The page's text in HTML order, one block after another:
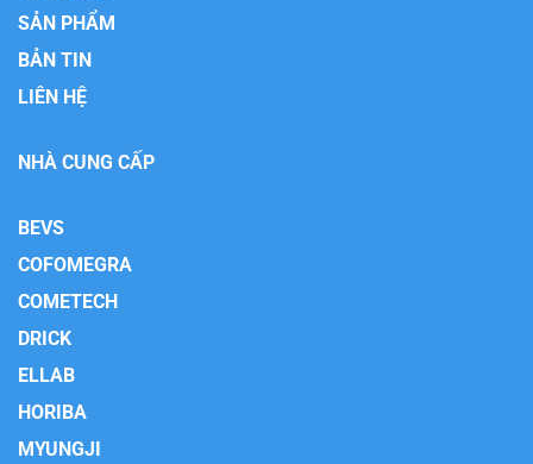
SẢN PHẨM
BẢN TIN
LIÊN HỆ
NHÀ CUNG CẤP
BEVS
COFOMEGRA
COMETECH
DRICK
ELLAB
HORIBA
MYUNGJI